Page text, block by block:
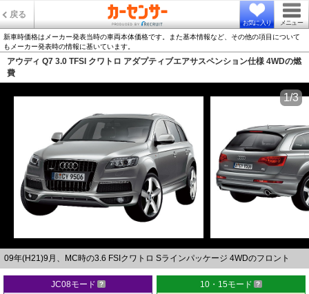
戻る
お気に入り メニュー
新車時価格はメーカー発表当時の車両本体価格です。また基本情報など、その他の項目について
もメーカー発表時の情報に基いています。
アウディ Q7 3.0 TFSI クワトロ アダプティブエアサスペンション仕様 4WDの燃
費
09年(H21)9月、MC時の3.6 FSIクワトロ Sラインパッケージ 4WDのフロント
1/3
JC08モード 10・15モード